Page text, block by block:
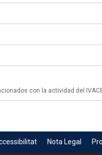
con la actividad del
Nota Legal